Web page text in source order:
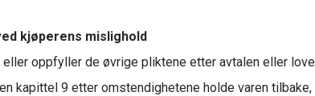
kjøperens mislighold
oppfyller de øvrige pliktene etter avtalen eller
kapittel 9 etter omstendighetene holde varen